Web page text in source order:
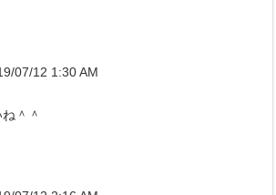
07/12 1:30 AM
＾＾